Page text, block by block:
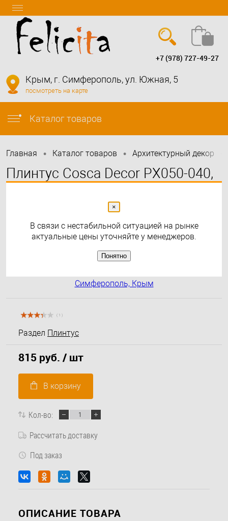
info@felicita-crimea.ru
+7 (978) 727-49-27
Крым, г. Симферополь, ул. Южная, 5
посмотреть на карте
Каталог товаров
Главная • Каталог товаров • Архитектурный декор
Плинтус Cosca Decor PX050-040,
( 1 )
Раздел Плинтус
815 руб. / шт
В корзину
Кол-во:
Рассчитать доставку
Под заказ
ОПИСАНИЕ ТОВАРА
×
В связи с нестабильной ситуацией на рынке
актуальные цены уточняйте у менеджеров.
Понятно